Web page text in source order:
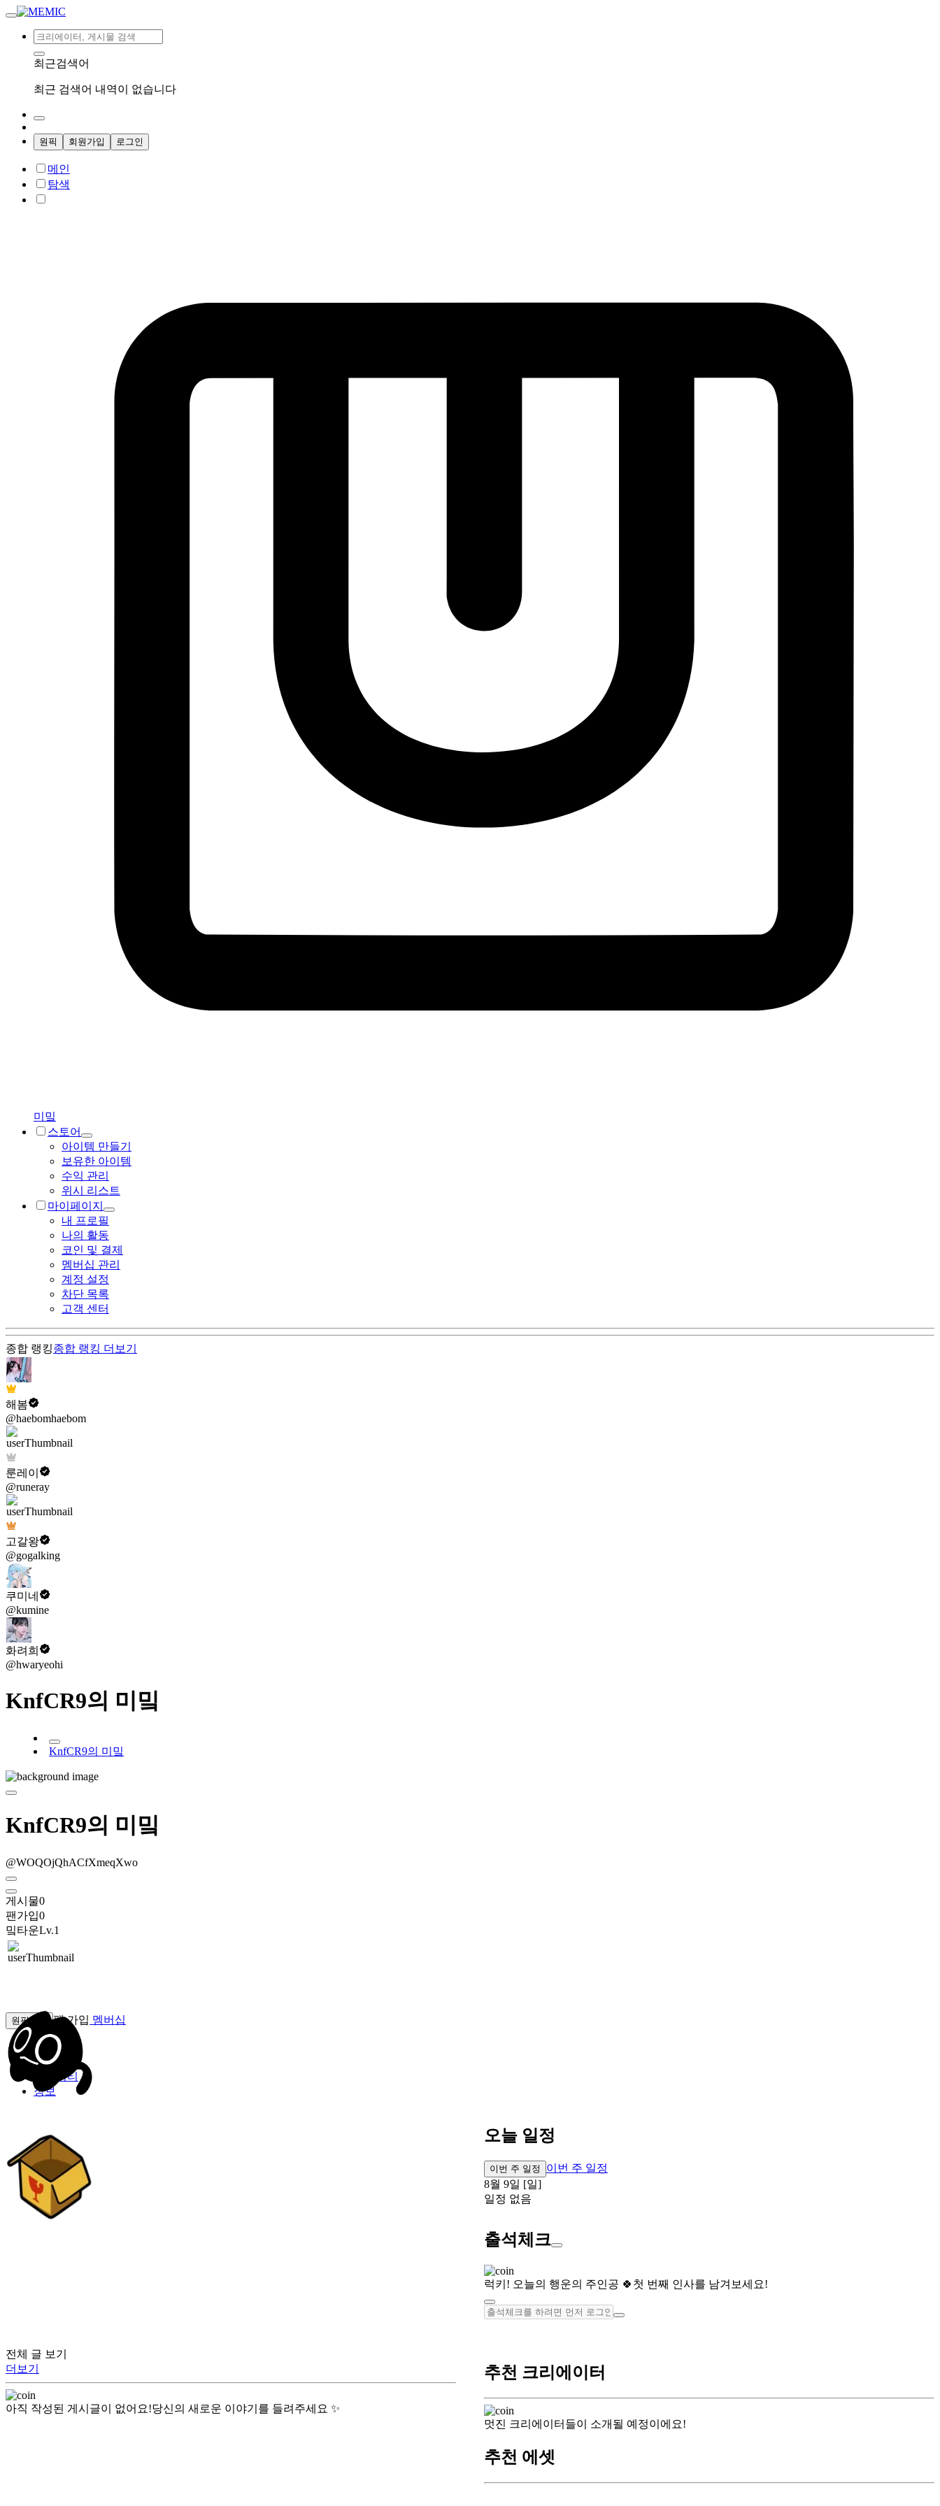
최근검색어
최근 검색어 내역이 없습니다
원픽 회원가입 로그인
메인
탐색
미밐
스토어
아이템 만들기
보유한 아이템
수익 관리
위시 리스트
마이페이지
내 프로필
나의 활동
코인 및 결제
멤버십 관리
계정 설정
차단 목록
고객 센터
종합 랭킹종합 랭킹 더보기
해봄
@haebomhaebom
룬레이
@runeray
고갈왕
@gogalking
쿠미네
@kumine
화려희
@hwaryeohi
KnfCR9의 미밐
KnfCR9의 미밐
KnfCR9의 미밐
@WOQOjQhACfXmeqXwo
게시물0
팬가입0
밐타운Lv.1
원픽선택 팬 가입 멤버십
밐타운
피드
커뮤니티
정보
오늘 일정
이번 주 일정
이번 주 일정
8월 9일 [일]
일정 없음
출석체크
럭키! 오늘의 행운의 주인공 🍀 첫 번째 인사를 남겨보세요!
전체 글 보기
더보기
아직 작성된 게시글이 없어요!당신의 새로운 이야기를 들려주세요 ✨
추천 크리에이터
멋진 크리에이터들이 소개될 예정이에요!
추천 에셋